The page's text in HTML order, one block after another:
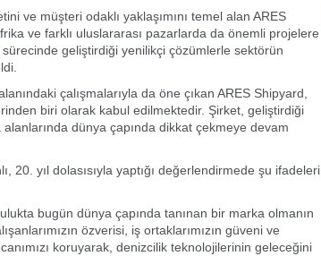
ve müşteri odaklı yaklaşımını temel alan ARES
ve farklı uluslararası pazarlarda da önemli projelere
geliştirdiği yenilikçi çözümlerle sektörün
çalışmalarıyla da öne çıkan ARES Shipyard,
biri olarak kabul edilmektedir. Şirket, geliştirdiği
dünya çapında dikkat çekmeye devam
20. yıl dolasısıyla yaptığı değerlendirmede şu ifadeleri
bugün dünya çapında tanınan bir marka olmanın
özverisi, iş ortaklarımızın güveni ve
koruyarak, denizcilik teknolojilerinin geleceğini